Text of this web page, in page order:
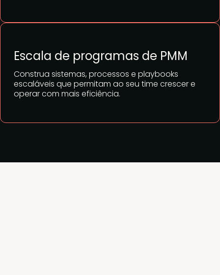
Construa sistemas, processos e playbooks
escaláveis que permitam ao seu time crescer e
operar com mais eficiência.
Escala de programas de PMM